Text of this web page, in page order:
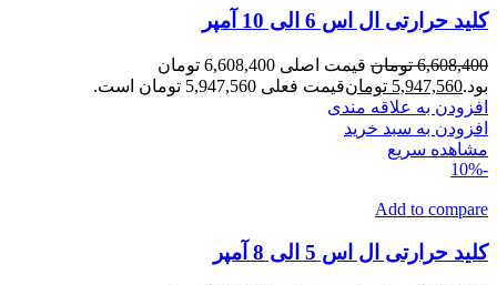
کلید حرارتی ال اس 6 الی 10 آمپر
6,608,400 تومان
قیمت اصلی 6,608,400 تومان
بود.5,947,560 تومانقیمت فعلی 5,947,560 تومان است.
افزودن به علاقه مندی
افزودن به سبد خرید
مشاهده سریع
-10%
Add to compare
کلید حرارتی ال اس 5 الی 8 آمپر